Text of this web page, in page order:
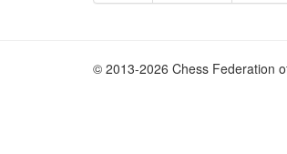
© 2013-2026 Chess Federation